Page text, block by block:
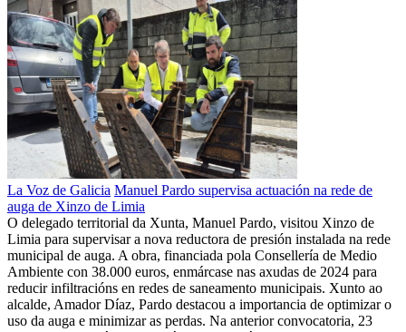
La Voz de Galicia Manuel Pardo supervisa actuación na rede de
auga de Xinzo de Limia
O delegado territorial da Xunta, Manuel Pardo, visitou Xinzo de
Limia para supervisar a nova reductora de presión instalada na rede
municipal de auga. A obra, financiada pola Consellería de Medio
Ambiente con 38.000 euros, enmárcase nas axudas de 2024 para
reducir infiltracións en redes de saneamento municipais. Xunto ao
alcalde, Amador Díaz, Pardo destacou a importancia de optimizar o
uso da auga e minimizar as perdas. Na anterior convocatoria, 23